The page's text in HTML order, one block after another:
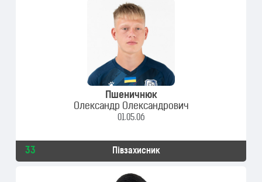
Пшеничнюк
Олександр Олександрович
01.05.06
33 Півзахисник